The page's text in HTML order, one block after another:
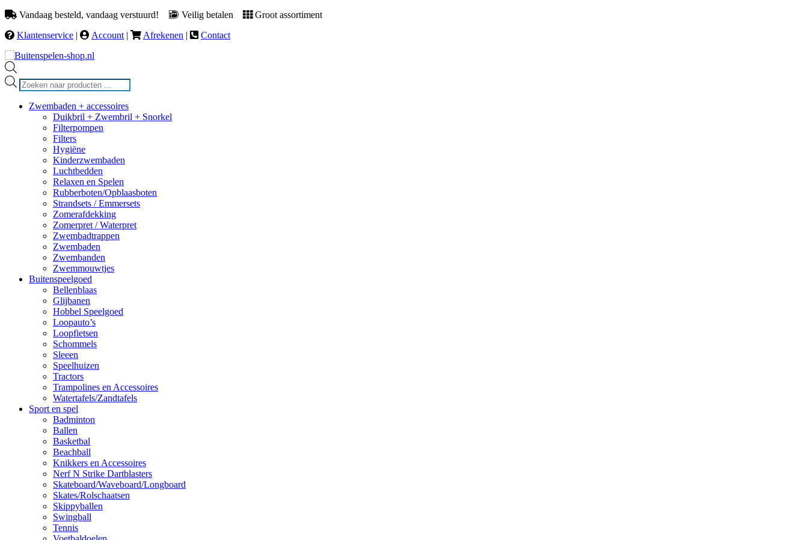
Vandaag besteld, vandaag verstuurd! Veilig betalen
Groot assortiment
Klantenservice | Account | Afrekenen | Contact
Producten
zoeken
Zwembaden + accessoires
Duikbril + Zwembril + Snorkel
Filterpompen
Filters
Hygiëne
Kinderzwembaden
Luchtbedden
Relaxen en Spelen
Rubberboten/Opblaasboten
Strandsets / Emmersets
Zomerafdekking
Zomerpret / Waterpret
Zwembadtrappen
Zwembaden
Zwembanden
Zwemmouwtjes
Buitenspeelgoed
Bellenblaas
Glijbanen
Hobbel Speelgoed
Loopauto’s
Loopfietsen
Schommels
Sleeen
Speelhuizen
Tractors
Trampolines en Accessoires
Watertafels/Zandtafels
Sport en spel
Badminton
Ballen
Basketbal
Beachball
Knikkers en Accessoires
Nerf N Strike Dartblasters
Skateboard/Waveboard/Longboard
Skates/Rolschaatsen
Skippyballen
Swingball
Tennis